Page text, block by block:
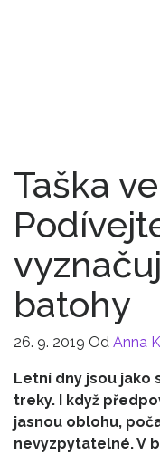
Taška
batohy
26. 9. 2019 Od Anna
Letní dny jsou jako
treky. I když
jasnou oblohu,
nevyzpytatelné. V